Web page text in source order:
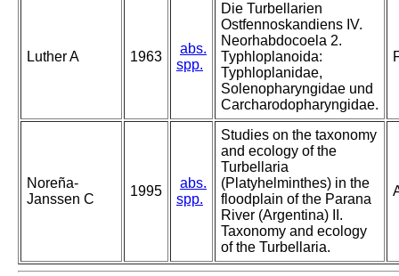
Luther A 1963
abs.
spp.
Die Turbellarien
Ostfennoskandiens IV.
Neorhabdocoela 2.
Typhloplanoida:
Typhloplanidae,
Solenopharyngidae und
Carcharodopharyngidae.
Noreña-
Janssen C
1995
abs.
spp.
Studies on the taxonomy
and ecology of the
Turbellaria
(Platyhelminthes) in the
floodplain of the Parana
River (Argentina) II.
Taxonomy and ecology
of the Turbellaria.